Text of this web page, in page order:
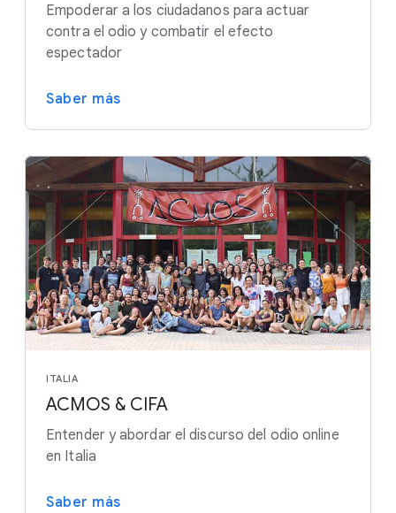
Empoderar a los ciudadanos para actuar
contra el odio y combatir el efecto
espectador
Saber más
ITALIA
ACMOS & CIFA
Entender y abordar el discurso del odio online
en Italia
Saber más